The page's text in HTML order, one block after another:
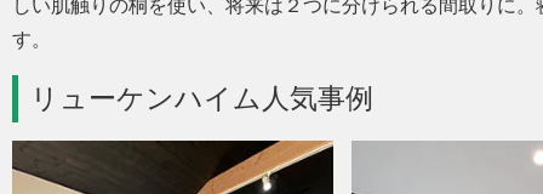
しい肌触りの桐を使い、将来は２つに分けられる間取りに
す。
リューケンハイム人気事例